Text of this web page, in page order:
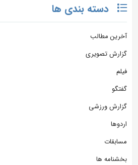
دسته بندی ها
آخرین مطالب
گزارش تصویری
فیلم
گفتگو
گزارش ورزشی
اردوها
مسابقات
بخشنامه ها